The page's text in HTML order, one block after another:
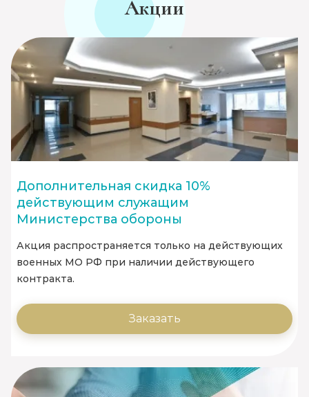
Акции
Дополнительная скидка 10%
действующим служащим
Министерства обороны
Акция распространяется только на действующих
военных МО РФ при наличии действующего
контракта.
Заказать